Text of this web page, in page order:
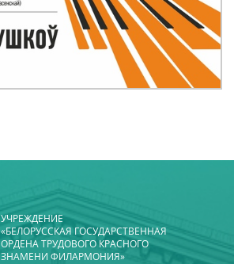
УЧРЕЖДЕНИЕ
«БЕЛОРУССКАЯ ГОСУДАРСТВЕННАЯ
ОРДЕНА ТРУДОВОГО КРАСНОГО
ЗНАМЕНИ ФИЛАРМОНИЯ»